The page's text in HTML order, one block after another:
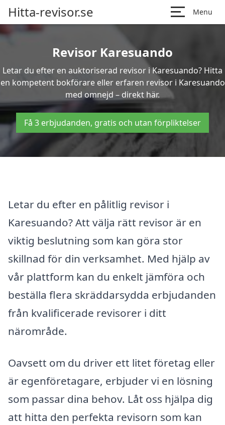
Hitta-revisor.se Menu
Revisor Karesuando
Letar du efter en auktoriserad revisor i Karesuando? Hitta
en kompetent bokförare eller erfaren revisor i Karesuando
med omnejd – direkt här.
Få 3 erbjudanden, gratis och utan förpliktelser
Letar du efter en pålitlig revisor i
Karesuando? Att välja rätt revisor är en
viktig beslutning som kan göra stor
skillnad för din verksamhet. Med hjälp av
vår plattform kan du enkelt jämföra och
beställa flera skräddarsydda erbjudanden
från kvalificerade revisorer i ditt
närområde.
Oavsett om du driver ett litet företag eller
är egenföretagare, erbjuder vi en lösning
som passar dina behov. Låt oss hjälpa dig
att hitta den perfekta revisorn som kan